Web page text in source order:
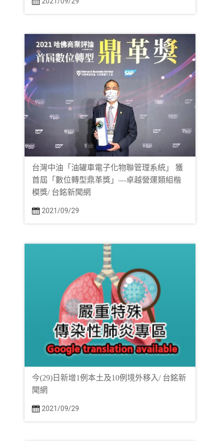
台灣中油「油罐車電子化物聯管理系統」 獲
首屆「數位轉型鼎革獎」—卓越營運類組楷
模獎/ 台銘新聞網
2021/09/29
今(29)日新增1例本土及10例境外移入/ 台銘新
聞網
2021/09/29